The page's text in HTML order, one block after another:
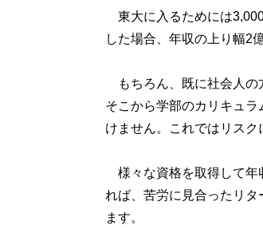
東大に入るためには
した場合、年収の上り幅2
もちろん、既に社会人の
そこから学部のカリキュ
けません。これではリスク
様々な資格を取得して年
れば、苦労に見合ったリ
ます。